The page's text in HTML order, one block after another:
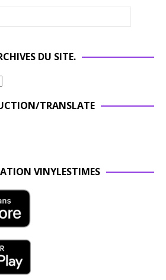
DU SITE.
TRANSLATE
VINYLESTIMES